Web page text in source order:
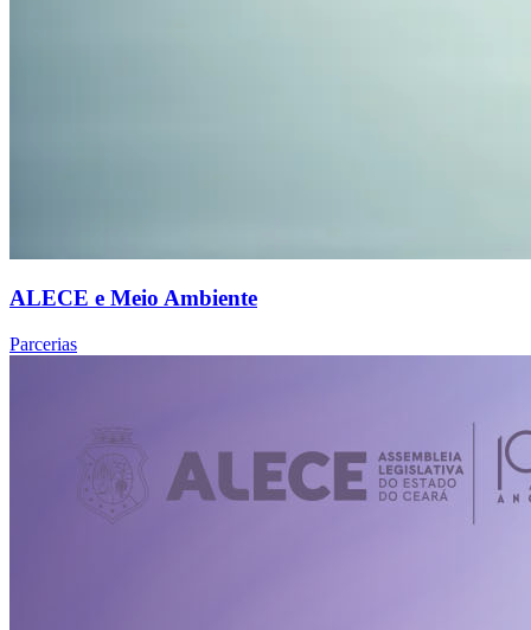
ALECE e Meio Ambiente
Parcerias